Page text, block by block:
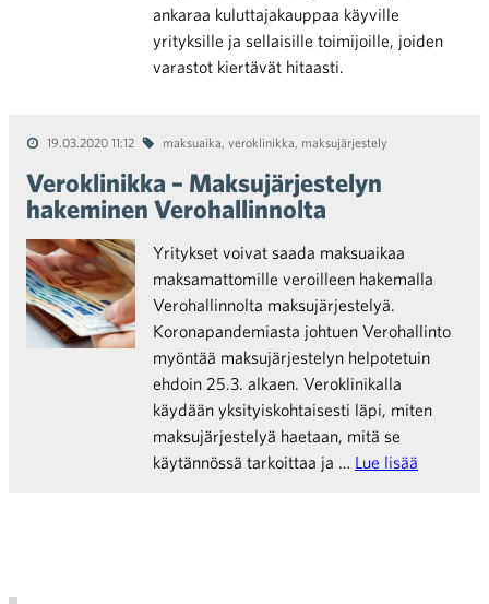
ankaraa kuluttajakauppaa käyville
yrityksille ja sellaisille toimijoille, joiden
varastot kiertävät hitaasti.
19.03.2020 11:12 maksuaika, veroklinikka, maksujärjestely
Veroklinikka – Maksujärjestelyn
hakeminen Verohallinnolta
Yritykset voivat saada maksuaikaa
maksamattomille veroilleen hakemalla
Verohallinnolta maksujärjestelyä.
Koronapandemiasta johtuen Verohallinto
myöntää maksujärjestelyn helpotetuin
ehdoin 25.3. alkaen. Veroklinikalla
käydään yksityiskohtaisesti läpi, miten
maksujärjestelyä haetaan, mitä se
käytännössä tarkoittaa ja … Lue lisää